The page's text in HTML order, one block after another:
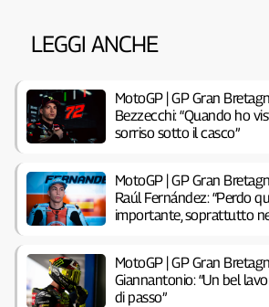
LEGGI ANCHE
MotoGP | GP Gran
Bezzecchi: “Quando ho
sorriso sotto il casco”
MotoGP | GP Gran
Raúl Fernández: “Perdo
importante, soprattutto
MotoGP | GP Gran
Giannantonio: “Un bel
di passo”